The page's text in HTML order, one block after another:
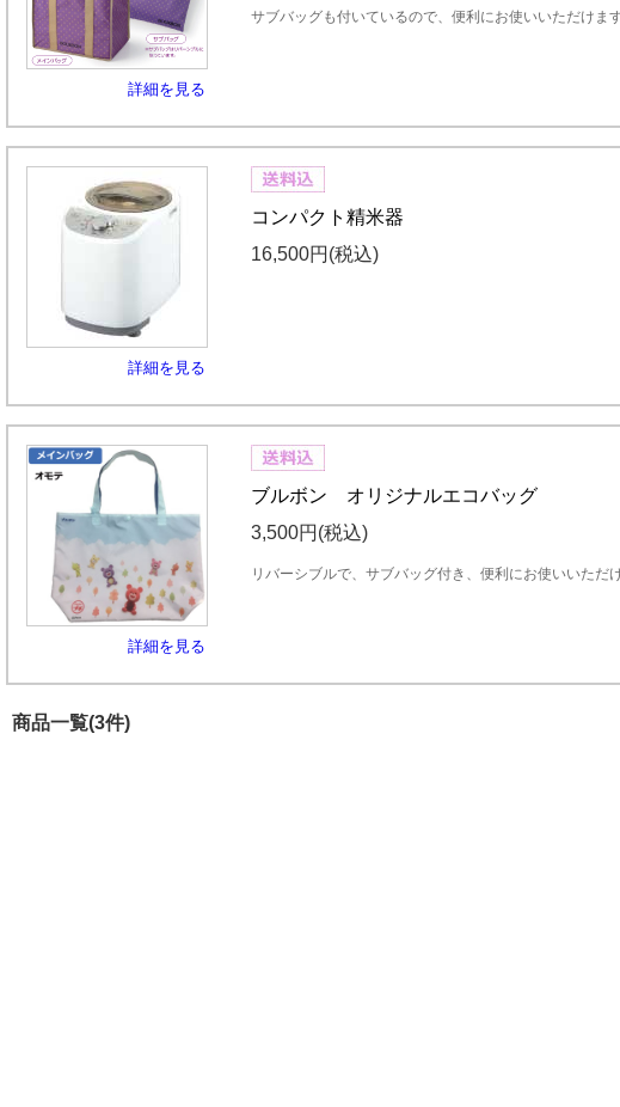
詳細を見る
サブバッグも付いているので、便利にお使いいただけま
詳細を見る
コンパクト精米器
16,500円 (税込)
詳細を見る
ブルボン オリジナルエコバッグ
3,500円 (税込)
リバーシブルで、サブバッグ付き、便利にお使いいただ
商品一覧(3件)